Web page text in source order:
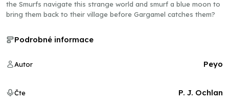
the Smurfs navigate this strange world and smurf a blue moon to
bring them back to their village before Gargamel catches them?
Podrobné informace
Autor Peyo
Čte P. J. Ochlan